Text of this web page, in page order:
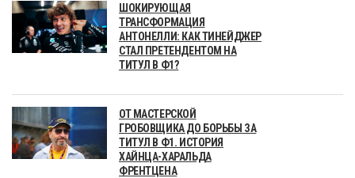
ШОКИРУЮЩАЯ
ТРАНСФОРМАЦИЯ
АНТОНЕЛЛИ: КАК ТИНЕЙДЖЕР
СТАЛ ПРЕТЕНДЕНТОМ НА
ТИТУЛ В Ф1?
ОТ МАСТЕРСКОЙ
ГРОБОВЩИКА ДО БОРЬБЫ ЗА
ТИТУЛ В Ф1. ИСТОРИЯ
ХАЙНЦА-ХАРАЛЬДА
ФРЕНТЦЕНА